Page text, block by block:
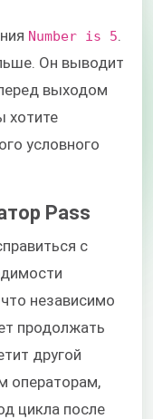
Number is 5
Он выводит
выходом
хотите
условного
Pass
с
независимо
продолжать
другой
операторам,
цикла после